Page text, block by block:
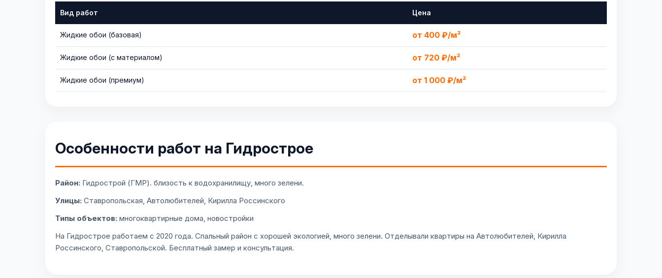
Вид работ Цена
Жидкие обои (базовая) от 400 ₽/м²
Жидкие обои (с материалом) от 720 ₽/м²
Жидкие обои (премиум) от 1 000 ₽/м²
Особенности работ на Гидрострое
Район: Гидрострой (ГМР). близость к водохранилищу, много зелени.
Улицы: Ставропольская, Автолюбителей, Кирилла Россинского
Типы объектов: многоквартирные дома, новостройки
На Гидрострое работаем с 2020 года. Спальный район с хорошей экологией, много зелени. Отделывали квартиры на Автолюбителей, Кирилла
Россинского, Ставропольской. Бесплатный замер и консультация.